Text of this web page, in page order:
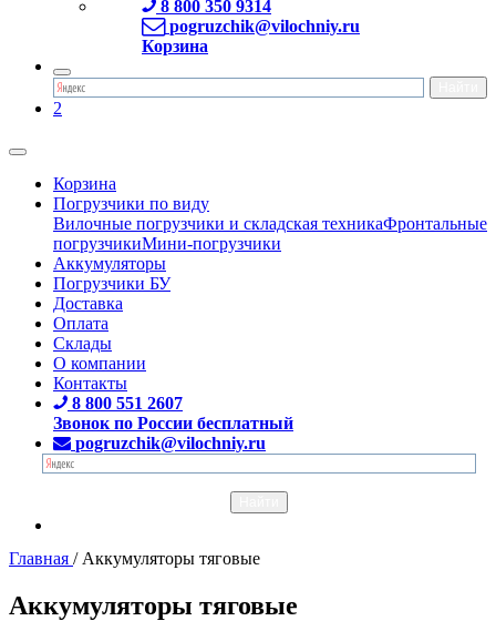
8 800 350 9314
pogruzchik@vilochniy.ru
Корзина
2
Корзина
Погрузчики по виду
Вилочные погрузчики и складская техникаФронтальные
погрузчикиМини-погрузчики
Аккумуляторы
Погрузчики БУ
Доставка
Оплата
Склады
О компании
Контакты
8 800 551 2607
Звонок по России бесплатный
pogruzchik@vilochniy.ru
Главная / Аккумуляторы тяговые
Аккумуляторы тяговые